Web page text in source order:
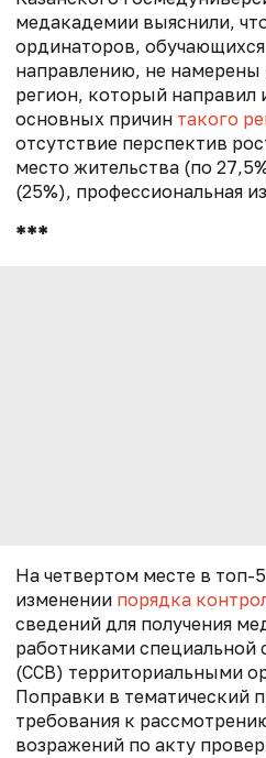
медакадемии выяснили,
ординаторов,
направлению, не намерены
регион, который направил
основных причин такого
отсутствие перспектив
место жительства (по
(25%), профессиональная
***
На четвертом месте в топ-
изменении порядка
сведений для получения
работниками специальной
(ССВ) территориальными
Поправки в тематический
требования к
возражений по акту